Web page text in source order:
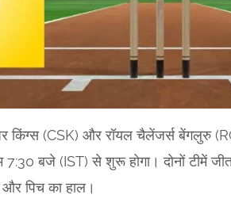
(CSK) और रॉयल चैलेंजर्स बेंगलुरु
7:30 बजे (IST) से शुरू होगा। दोनों टीमें
पिच का हाल।